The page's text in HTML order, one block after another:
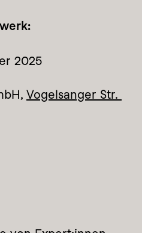
2025
Vogelsanger Str.